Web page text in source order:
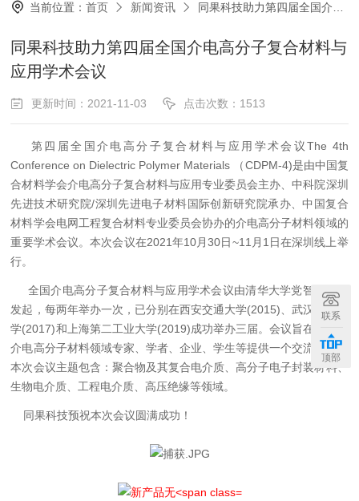
当前位置：首页 新闻资讯 同果科技助力第四届全国介电高分子复合材料与应用学术会议
同果科技助力第四届全国介电高分子复合材料与
应用学术会议
更新时间：2021-11-03 点击次数：1513
第四届全国介电高分子复合材料与应用学术会议The 4th
Conference on Dielectric Polymer Materials （CDPM-4)是由中国复
合材料学会介电高分子复合材料与应用专业委员会主办、中科院深圳
先进技术研究院/深圳先进电子材料国际创新研究院承办、中国复合
材料学会电网工程复合材料专业委员会协办的介电高分子材料领域的
重要学术会议。本次会议在2021年10月30日~11月1日在深圳线上举
行。
全国介电高分子复合材料与应用学术会议由清华大学党智敏教授
发起，每两年举办一次，已分别在西安交通大学(2015)、武汉理工大
学(2017)和上海第二工业大学(2019)成功举办三届。会议旨在为全国
介电高分子材料领域专家、学者、企业、学生等提供一个交流平台。
本次会议主题包含： 聚合物及其复合电介质、高分子电子封装材料、
生物电介质、工程电介质、高压绝缘等领域。
同果科技预祝本次会议圆满成功！
联系
顶部